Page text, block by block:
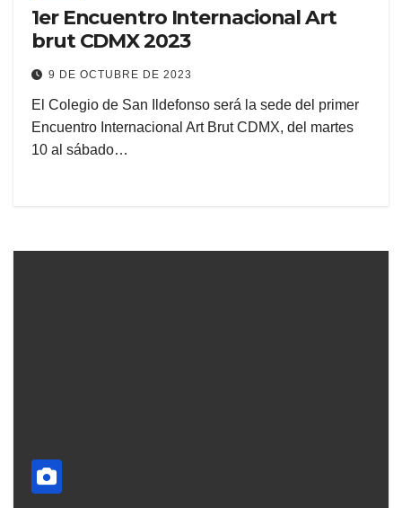
1er Encuentro Internacional Art
brut CDMX 2023
9 DE OCTUBRE DE 2023
El Colegio de San Ildefonso será la sede del primer
Encuentro Internacional Art Brut CDMX, del martes
10 al sábado…